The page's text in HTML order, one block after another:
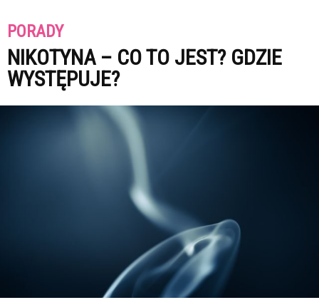
PORADY
NIKOTYNA – CO TO JEST? GDZIE
WYSTĘPUJE?